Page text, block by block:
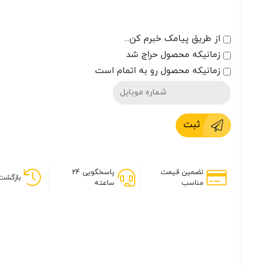
از طریق پیامک خبرم کن...
زمانیکه محصول حراج شد
زمانیکه محصول رو به اتمام است
ثبت
تضمین قیمت
مناسب
پاسخگویی 24
ساعته